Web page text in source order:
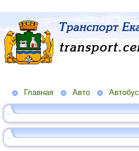
Главная Авто Автобус